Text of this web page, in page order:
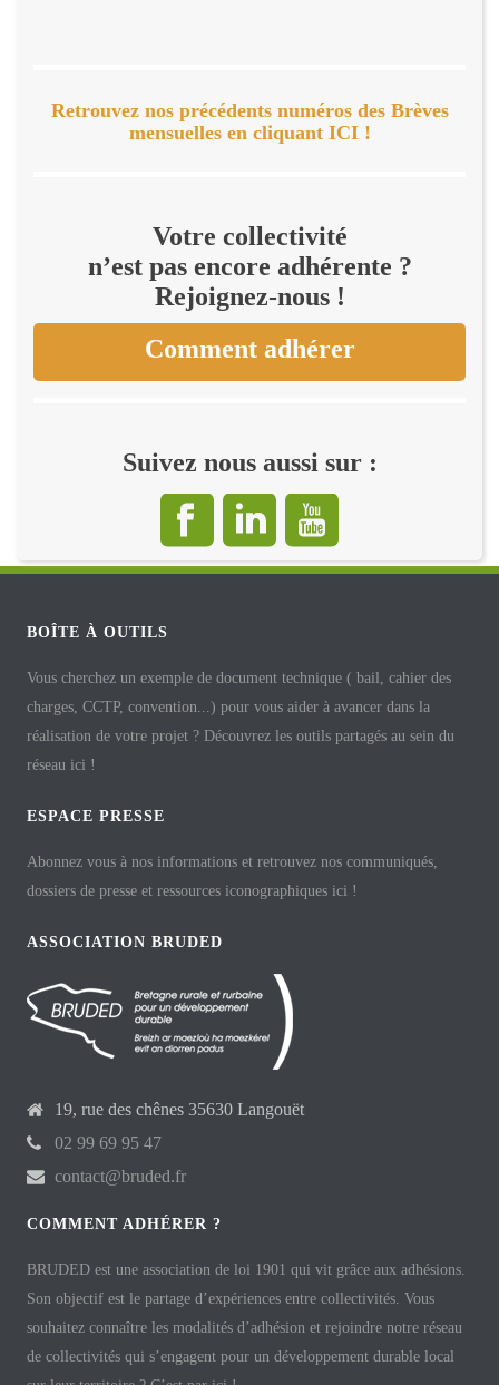
Retrouvez nos précédents numéros des Brèves
mensuelles en cliquant ICI !
Votre collectivité
n’est pas encore adhérente ?
Rejoignez-nous !
Comment adhérer
Suivez nous aussi sur :
BOÎTE À OUTILS
Vous cherchez un exemple de document technique ( bail, cahier des
charges, CCTP, convention...) pour vous aider à avancer dans la
réalisation de votre projet ? Découvrez les outils partagés au sein du
réseau ici !
ESPACE PRESSE
Abonnez vous à nos informations et retrouvez nos communiqués,
dossiers de presse et ressources iconographiques ici !
ASSOCIATION BRUDED
19, rue des chênes 35630 Langouët
02 99 69 95 47
contact@bruded.fr
COMMENT ADHÉRER ?
BRUDED est une association de loi 1901 qui vit grâce aux adhésions.
Son objectif est le partage d’expériences entre collectivités. Vous
souhaitez connaître les modalités d’adhésion et rejoindre notre réseau
de collectivités qui s’engagent pour un développement durable local